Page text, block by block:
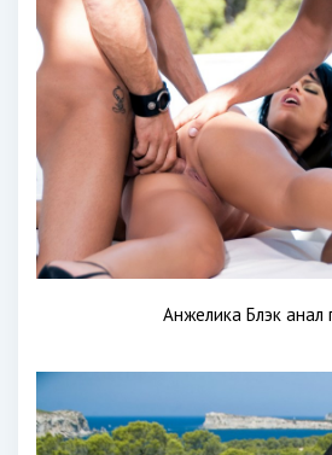
Анжелика Блэк анал